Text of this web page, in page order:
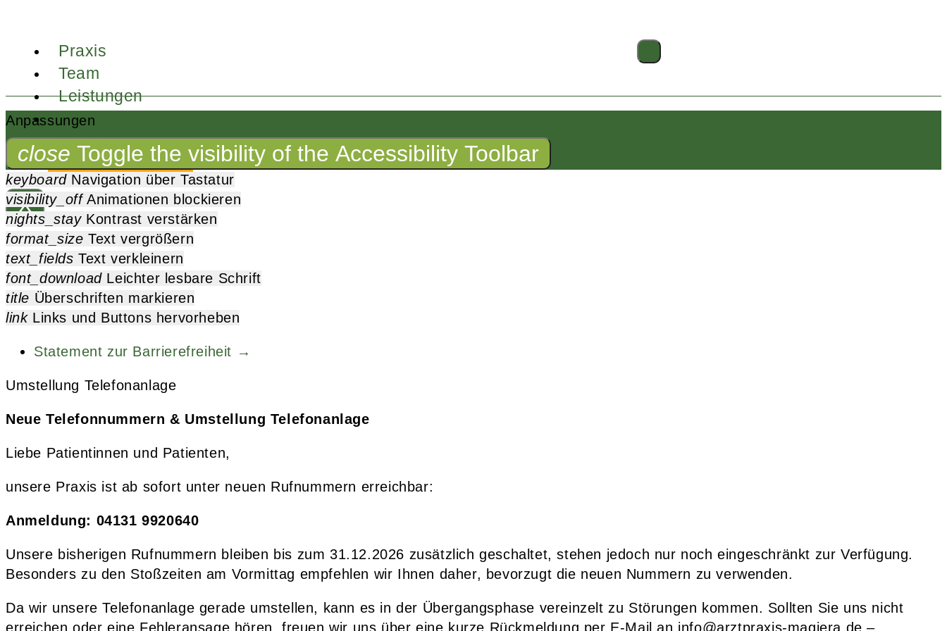
Praxis
Team
Leistungen
Service
Kontakt
Termin buchen
X
Anpassungen
close Toggle the visibility of the Accessibility Toolbar
keyboard Navigation über Tastatur
visibility_off Animationen blockieren
nights_stay Kontrast verstärken
format_size Text vergrößern
text_fields Text verkleinern
font_download Leichter lesbare Schrift
title Überschriften markieren
link Links und Buttons hervorheben
Statement zur Barrierefreiheit →
Umstellung Telefonanlage
Neue Telefonnummern & Umstellung Telefonanlage
Liebe Patientinnen und Patienten,
unsere Praxis ist ab sofort unter neuen Rufnummern erreichbar:
Anmeldung: 04131 9920640
Unsere bisherigen Rufnummern bleiben bis zum 31.12.2026 zusätzlich geschaltet, stehen jedoch nur noch eingeschränkt zur Verfügung.
Besonders zu den Stoßzeiten am Vormittag empfehlen wir Ihnen daher, bevorzugt die neuen Nummern zu verwenden.
Da wir unsere Telefonanlage gerade umstellen, kann es in der Übergangsphase vereinzelt zu Störungen kommen. Sollten Sie uns nicht
erreichen oder eine Fehleransage hören, freuen wir uns über eine kurze Rückmeldung per E-Mail an info@arztpraxis-magiera.de –